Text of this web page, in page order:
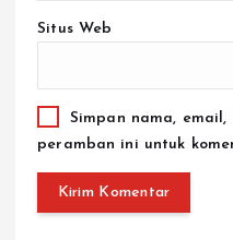
Situs Web
Simpan nama,
peramban ini untuk